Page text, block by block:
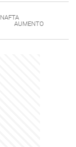
NAFTA
AUMENTO